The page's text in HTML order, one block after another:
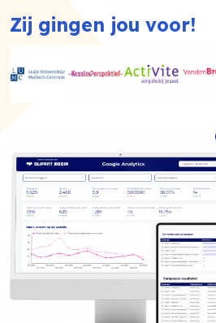
Zij gingen jou voor!